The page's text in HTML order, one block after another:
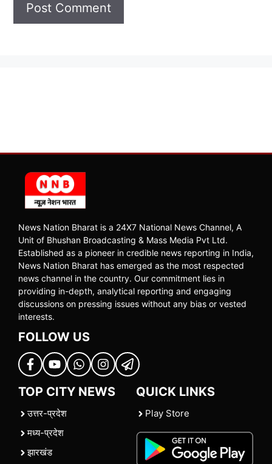
News Nation Bharat is a 24X7 National News Channel, A
Unit of Bhushan Broadcasting & Mass Media Pvt Ltd.
Established as a pioneer in credible news reporting in India,
News Nation Bharat has emerged as the most respected
news channel in the country. Our commitment lies in
providing in-depth, analytical reporting and engaging
discussions on pressing issues without any bias or vested
interests.
FOLLOW US
TOP CITY NEWS
उत्तर-प्रदेश
मध्य-प्रदेश
झारखंड
QUICK LINKS
Play Store